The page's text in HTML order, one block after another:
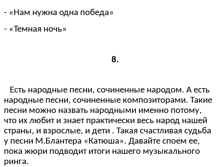
- «Нам нужна одна победа»
- «Темная ночь»
8.
Есть народные песни, сочиненные народом. А есть
народные песни, сочиненные композиторами. Такие
песни можно назвать народными именно потому,
что их любит и знает практически весь народ нашей
страны, и взрослые, и дети . Такая счастливая судьба
у песни М.Блантера «Катюша». Давайте споем ее,
пока жюри подводит итоги нашего музыкального
ринга.